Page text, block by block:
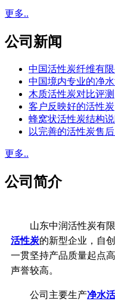
更多..
公司新闻
中国活性炭纤维有限
中国境内专业的净
木质活性炭对比评测
客户反映好的活性炭
蜂窝状活性炭结构说
以完善的活性炭售
更多..
公司简介
山东中润活性炭有限
活性炭的新型企业，自
一贯坚持产品质量起点
声誉较高。
公司主要生产净水